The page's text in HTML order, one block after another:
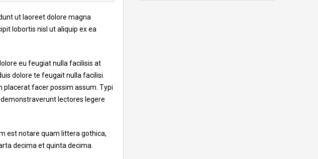
ut laoreet dolore magna
lobortis nisl ut aliquip ex ea
eu feugiat nulla facilisis at
dolore te feugait nulla facilisi.
placerat facer possim assum. Typi
lectores legere
est notare quam littera gothica,
decima et quinta decima.